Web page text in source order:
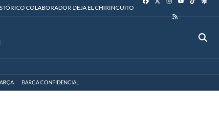
COLABORADOR DEJA EL CHIRINGUITO
BARÇA CONFIDENCIAL